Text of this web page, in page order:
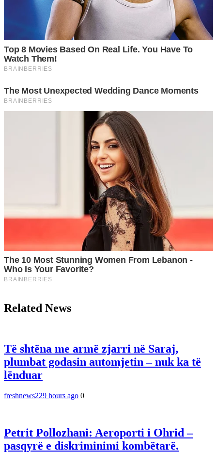
Related News
Të shtëna me armë zjarri në Saraj,
plumbat godasin automjetin – nuk ka të
lënduar
freshnews229 hours ago 0
Petrit Pollozhani: Aeroporti i Ohrid –
pasqyrë e diskriminimi kombëtarë.